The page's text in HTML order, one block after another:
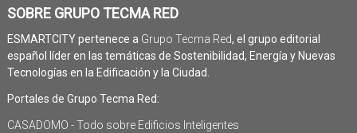
SOBRE GRUPO TECMA RED
ESMARTCITY pertenece a Grupo Tecma Red, el grupo editorial
español líder en las temáticas de Sostenibilidad, Energía y Nuevas
Tecnologías en la Edificación y la Ciudad.
Portales de Grupo Tecma Red:
CASADOMO - Todo sobre Edificios Inteligentes